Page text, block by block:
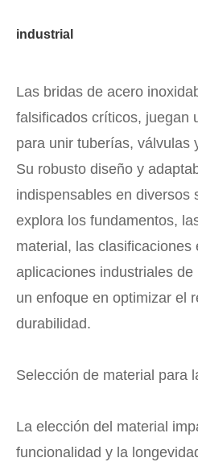
industrial
Las bridas de acero
falsificados críticos, juegan
para unir tuberías, válvulas
Su robusto diseño y
indispensables en diversos
explora los fundamentos,
material, las clasificaciones
aplicaciones industriales
un enfoque en optimizar el
durabilidad.
Selección de material para
La elección del material
funcionalidad y la